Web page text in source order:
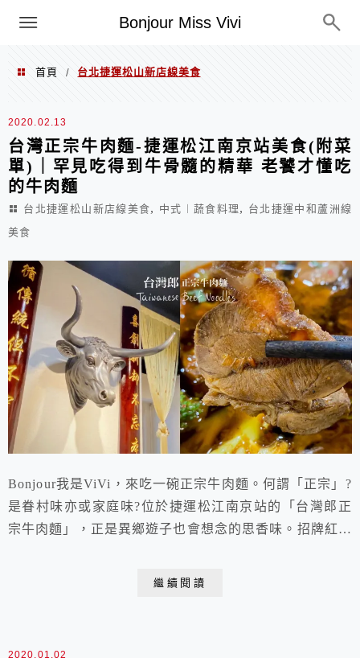
Bonjour Miss Vivi
選單
首頁 / 台北捷運松山新店線美食
台北捷運松山新店線美食
2020.02.13
台灣正宗牛肉麵-捷運松江南京站美食(附菜
單)｜罕見吃得到牛骨髓的精華 老饕才懂吃
的牛肉麵
台北捷運松山新店線美食, 中式︱蔬食料理 , 台北捷運中和蘆洲線
美食
Bonjour我是ViVi，來吃一碗正宗牛肉麵。何謂「正宗」?
是眷村味亦或家庭味?位於捷運松江南京站的「台灣郎正
宗牛肉麵」，正是異鄉遊子也會想念的思香味。招牌紅燒
繼續閱讀
2020.01.02